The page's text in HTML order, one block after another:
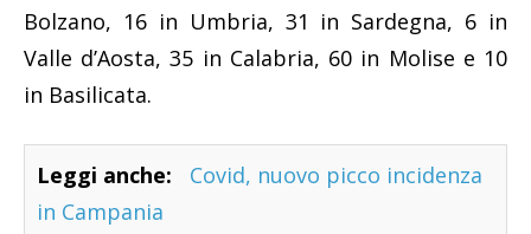
Bolzano, 16 in Umbria, 31 in Sardegna, 6 in
Valle d’Aosta, 35 in Calabria, 60 in Molise e 10
in Basilicata.
Leggi anche:
Covid, nuovo picco incidenza
in Campania